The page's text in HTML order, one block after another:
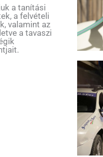
a tanítási
a felvételi
valamint az
a tavaszi